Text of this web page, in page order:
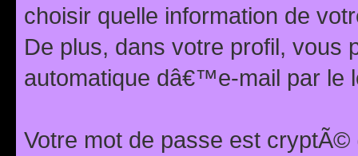
choisir quelle information de
De plus, dans votre profil,
automatique dâ€™e-mail par le
Votre mot de passe est